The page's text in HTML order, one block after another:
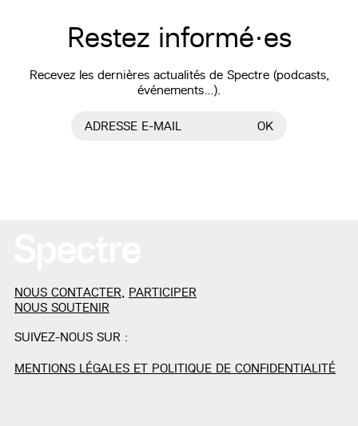
Restez informé·es
Recevez les dernières actualités de Spectre (podcasts,
événements…).
ADRESSE E-MAIL OK
NOUS CONTACTER, PARTICIPER
NOUS SOUTENIR
SUIVEZ-NOUS SUR :
MENTIONS LÉGALES ET POLITIQUE DE CONFIDENTIALITÉ